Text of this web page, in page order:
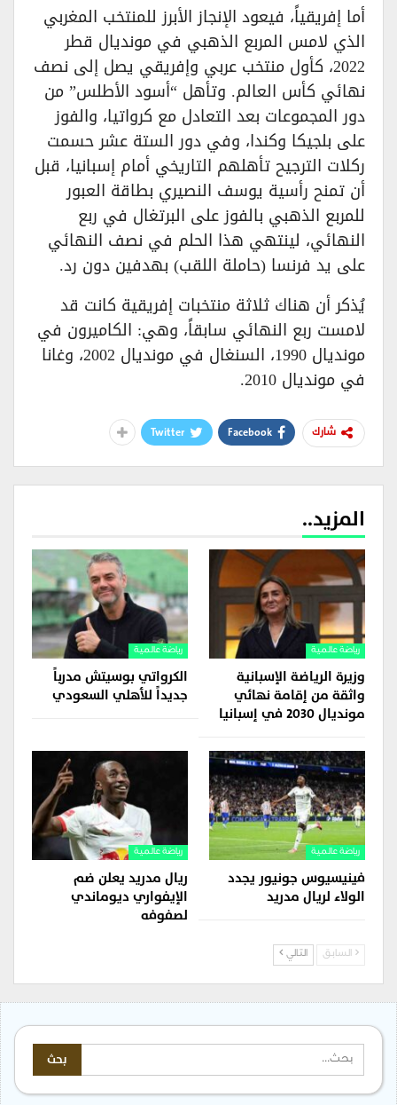
أما إفريقياً، فيعود الإنجاز الأبرز للمنتخب المغربي
الذي لامس المربع الذهبي في مونديال قطر
2022، كأول منتخب عربي وإفريقي يصل إلى نصف
نهائي كأس العالم. وتأهل “أسود الأطلس” من
دور المجموعات بعد التعادل مع كرواتيا، والفوز
على بلجيكا وكندا، وفي دور الستة عشر حسمت
ركلات الترجيح تأهلهم التاريخي أمام إسبانيا، قبل
أن تمنح رأسية يوسف النصيري بطاقة العبور
للمربع الذهبي بالفوز على البرتغال في ربع
النهائي، لينتهي هذا الحلم في نصف النهائي
على يد فرنسا (حاملة اللقب) بهدفين دون رد.
يُذكر أن هناك ثلاثة منتخبات إفريقية كانت قد
لامست ربع النهائي سابقاً، وهي: الكاميرون في
مونديال 1990، السنغال في مونديال 2002، وغانا
في مونديال 2010.
شارك Facebook
Twitter
المزيد..
رياضة عالمية
وزيرة الرياضة الإسبانية
واثقة من إقامة نهائي
مونديال 2030 في إسبانيا
رياضة عالمية
الكرواتي بوسيتش مدرباً
جديداً للأهلي السعودي
رياضة عالمية
فينيسيوس جونيور يجدد
الولاء لريال مدريد
رياضة عالمية
ريال مدريد يعلن ضم
الإيفواري ديوماندي
لصفوفه
السابق التالي